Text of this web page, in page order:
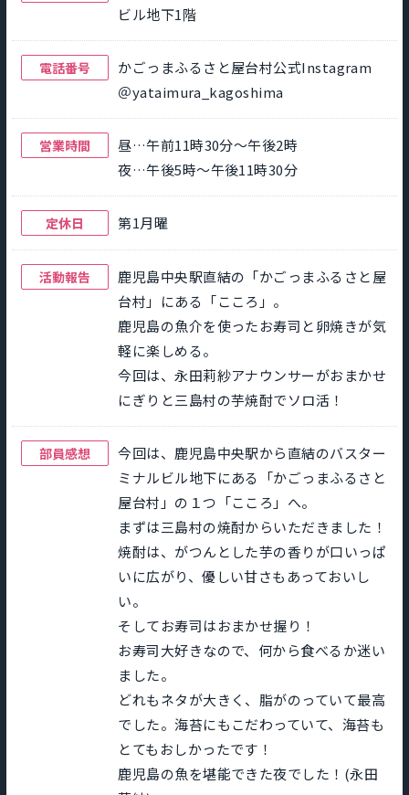
ビル地下1階
電話番号
かごっまふるさと屋台村公式Instagram
＠yataimura_kagoshima
営業時間
昼…午前11時30分～午後2時
夜…午後5時～午後11時30分
定休日 第1月曜
活動報告
鹿児島中央駅直結の「かごっまふるさと屋
台村」にある「こころ」。
鹿児島の魚介を使ったお寿司と卵焼きが気
軽に楽しめる。
今回は、永田莉紗アナウンサーがおまかせ
にぎりと三島村の芋焼酎でソロ活！
部員感想
今回は、鹿児島中央駅から直結のバスター
ミナルビル地下にある「かごっまふるさと
屋台村」の１つ「こころ」へ。
まずは三島村の焼酎からいただきました！
焼酎は、がつんとした芋の香りが口いっぱ
いに広がり、優しい甘さもあっておいし
い。
そしてお寿司はおまかせ握り！
お寿司大好きなので、何から食べるか迷い
ました。
どれもネタが大きく、脂がのっていて最高
でした。海苔にもこだわっていて、海苔も
とてもおしかったです！
鹿児島の魚を堪能できた夜でした！(永田